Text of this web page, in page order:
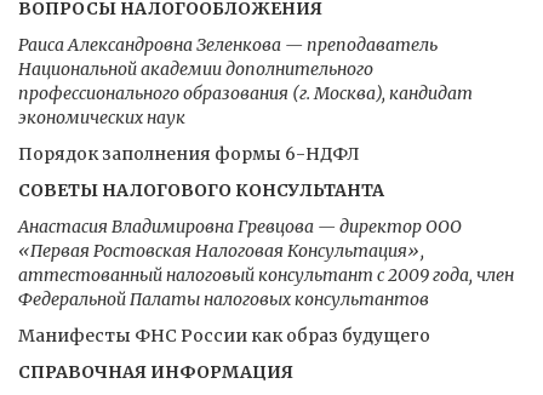
ВОПРОСЫ НАЛОГООБЛОЖЕНИЯ
Раиса Александровна Зеленкова — преподаватель
Национальной академии дополнительного
профессионального образования (г. Москва), кандидат
экономических наук
Порядок заполнения формы 6-НДФЛ
СОВЕТЫ НАЛОГОВОГО КОНСУЛЬТАНТА
Анастасия Владимировна Гревцова — директор ООО
«Первая Ростовская Налоговая Консультация»,
аттестованный налоговый консультант с 2009 года, член
Федеральной Палаты налоговых консультантов
Манифесты ФНС России как образ будущего
СПРАВОЧНАЯ ИНФОРМАЦИЯ